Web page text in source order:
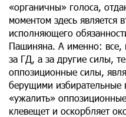
«органичны» голоса,
моментом здесь является
исполняющего
Пашиняна. А именно: все,
за ГД, а за другие силы,
оппозиционные силы,
берущими избирательные
«ужалить»
клевещет и оскорбляет